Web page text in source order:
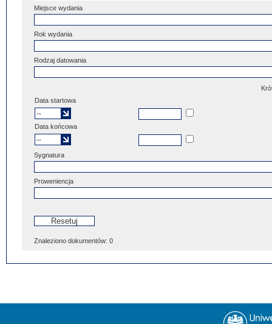
Miejsce wydania
Rok wydania
Rodzaj datowania
Data startowa
Data końcowa
Sygnatura
Proweniencja
Znaleziono dokumentów: 0